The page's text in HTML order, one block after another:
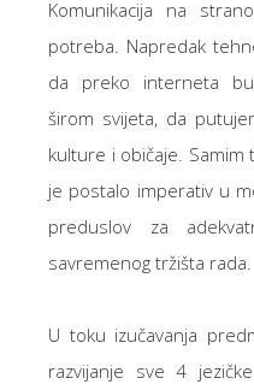
Komunikacija na
potreba. Napredak
da preko interneta
širom svijeta, da
kulture i običaje. Samim
je postalo imperativ u
preduslov za
savremenog tržišta rada.
U toku izučavanja
razvijanje sve 4